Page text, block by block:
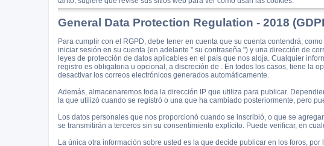
General Data Protection Regulation - 2018
Para cumplir con el RGPD, debe tener en cuenta que su cuenta contendrá,
iniciar sesión en su cuenta (en adelante " su contraseña ") y una dirección de
leyes de protección de datos aplicables en el país que nos aloja. Cualquier
registro es obligatoria u opcional, a discreción de . En todos los casos, tiene la
desactivar los correos electrónicos generados automáticamente.
Además, almacenaremos toda la dirección IP que utiliza para publicar.
la que utilizó cuando se registró o una que ha cambiado posteriormente, pero
Los datos personales que nos proporcionó cuando se inscribió, o que se
se transmitirán a terceros sin su consentimiento explícito. Puede verificar, en
La única otra información sobre usted es la que decide publicar en los foros,